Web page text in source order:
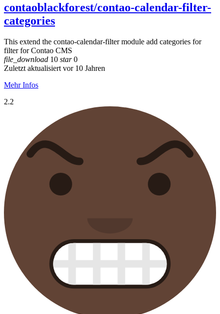
contaoblackforest/contao-calendar-filter-
categories
This extend the contao-calendar-filter module add categories for
filter for Contao CMS
file_download 10 star0
Zuletzt aktualisiert vor 10 Jahren
Mehr Infos
2.2